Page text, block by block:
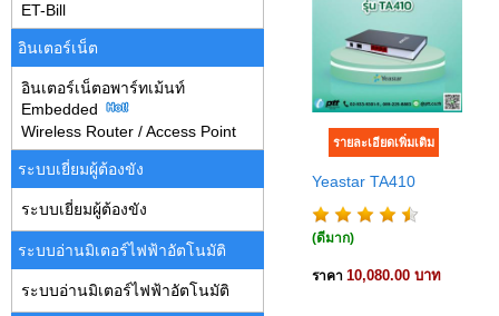
Yeastar TA410
(ดีมาก)
ราคา 10,080.00 บาท
ET-Bill
อินเตอร์เน็ต
อินเตอร์เน็ตอพาร์ทเม้นท์
Embedded
Wireless Router / Access Point
ระบบเยี่ยมผู้ต้องขัง
ระบบเยี่ยมผู้ต้องขัง
ระบบอ่านมิเตอร์ไฟฟ้าอัตโนมัติ
ระบบอ่านมิเตอร์ไฟฟ้าอัตโนมัติ